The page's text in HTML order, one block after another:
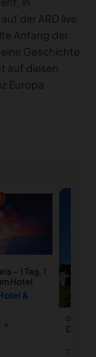
der ARD live
Anfang der
Geschichte
auf diesen
Europa
– 1 Tag, 1
Hotel
&
→
Tickets